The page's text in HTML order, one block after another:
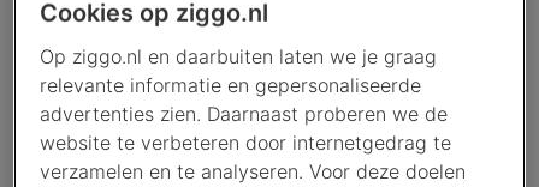
Of je kan opnemen met de Next Mini hangt af van je
tv-pakket. Met TV Start kun je niet opnemen. Met TV
Complete en TV Max kun je zoveel programma's
opnemen als je wilt, met 400 uur opnametijd. Er is
geen maximum aantal programma's dat je
tegelijkertijd kunt opnemen. Zolang je opslagruimte
Cookies op ziggo.nl
Op ziggo.nl en daarbuiten laten we je graag
relevante informatie en gepersonaliseerde
advertenties zien. Daarnaast proberen we de
website te verbeteren door internetgedrag te
verzamelen en te analyseren. Voor deze doelen